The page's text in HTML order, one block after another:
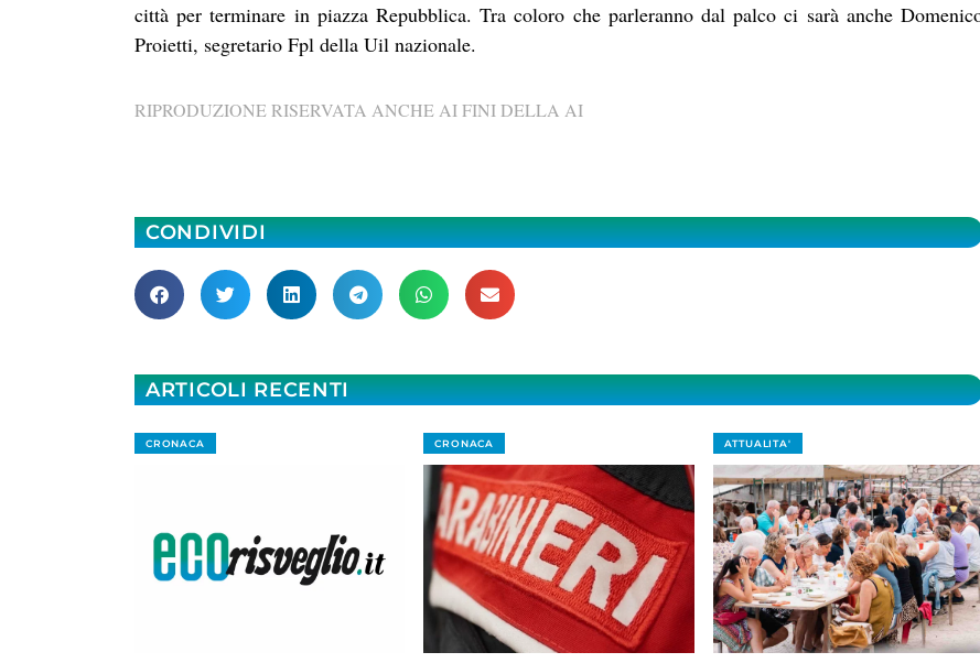
città per terminare in piazza Repubblica. Tra coloro che parleranno dal palco ci sarà anche
Proietti, segretario Fpl della Uil nazionale.
RIPRODUZIONE RISERVATA ANCHE AI FINI DELLA AI
CONDIVIDI
ARTICOLI RECENTI
CRONACA CRONACA ATTUALITA'